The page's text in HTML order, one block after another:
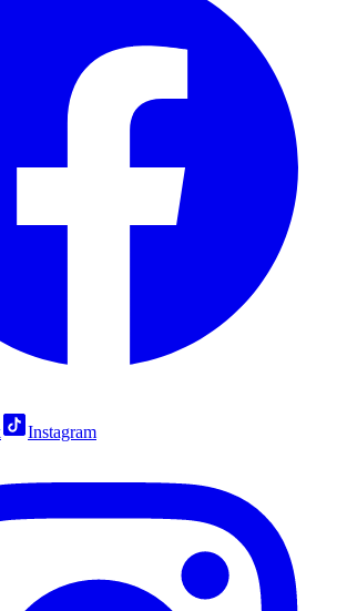
Instagram